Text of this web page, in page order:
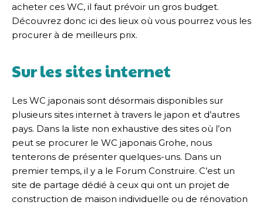
acheter ces WC, il faut prévoir un gros budget.
Découvrez donc ici des lieux où vous pourrez vous les
procurer à de meilleurs prix.
Sur les sites internet
Les WC japonais sont désormais disponibles sur
plusieurs sites internet à travers le japon et d’autres
pays. Dans la liste non exhaustive des sites où l’on
peut se procurer le WC japonais Grohe, nous
tenterons de présenter quelques-uns. Dans un
premier temps, il y a le Forum Construire. C’est un
site de partage dédié à ceux qui ont un projet de
construction de maison individuelle ou de rénovation